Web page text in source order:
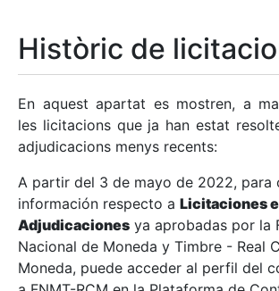
Mostra/Amaga
Mostra/Amaga
Històric de
En aquest apartat es mostren, a
les licitacions que ja han estat
adjudicacions menys recents:
A partir del 3 de mayo de 2022, para
información respecto a Licitaciones
Adjudicaciones ya aprobadas por la
Nacional de Moneda y Timbre - Real
Moneda, puede acceder al perfil del